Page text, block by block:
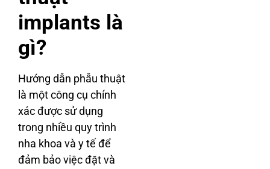
implants là
gì?
Hướng dẫn phẫu thuật
là một công cụ chính
xác được sử dụng
trong nhiều quy trình
nha khoa và y tế để
đảm bảo việc đặt và